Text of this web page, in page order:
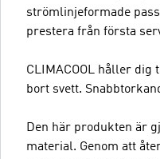
strömlinjeformade
prestera från första
CLIMACOOL håller
bort svett.
Den här produkten är
material. Genom att